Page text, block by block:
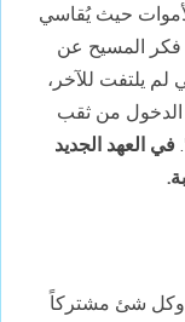
حيث يُقاسي
فكر المسيح عن
لم يلتفت للآخر،
الدخول من ثقب
في العهد الجديد
وكل شئ مشتركاً